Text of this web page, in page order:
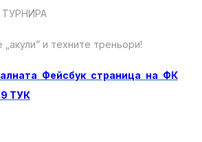
„акули” и техните треньори!
Фейсбук страница на ФК
ТУК